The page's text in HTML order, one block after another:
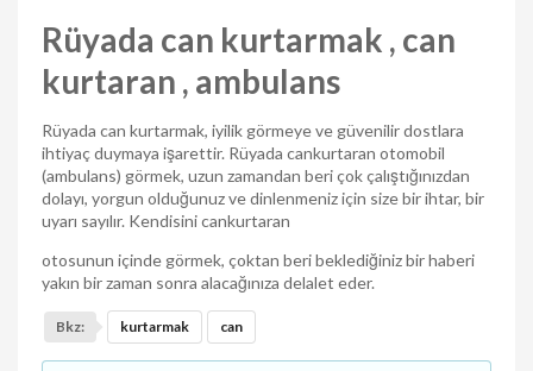
Rüyada can kurtarmak , can
kurtaran , ambulans
Rüyada can kurtarmak, iyilik görmeye ve güvenilir dostlara
ihtiyaç duymaya işarettir. Rüyada cankurtaran otomobil
(ambulans) görmek, uzun zamandan beri çok çalıştığınızdan
dolayı, yorgun olduğunuz ve dinlenmeniz için size bir ihtar, bir
uyarı sayılır. Kendisini cankurtaran
otosunun içinde görmek, çoktan beri beklediğiniz bir haberi
yakın bir zaman sonra alacağınıza delalet eder.
Bkz: kurtarmak can